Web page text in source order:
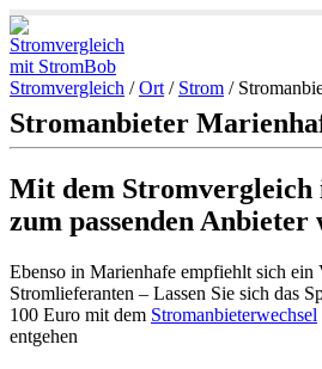
Stromvergleich /Ort / Strom /
Stromanbieter
Mit dem Stromvergleich
zum passenden Anbieter
Ebenso in Marienhafe empfiehlt sich ein
Stromlieferanten – Lassen Sie sich das
100 Euro mit dem Stromanbieterwechsel
entgehen